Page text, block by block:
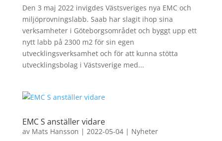
Den 3 maj 2022 invigdes Västsveriges nya EMC och
miljöprovningslabb. Saab har slagit ihop sina
verksamheter i Göteborgsområdet och byggt upp ett
nytt labb på 2300 m2 för sin egen
utvecklingsverksamhet och för att kunna stötta
utvecklingsbolag i Västsverige med...
EMC S anställer vidare
av Mats Hansson | 2022-05-04| Nyheter